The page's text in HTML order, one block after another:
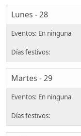
Lunes - 28
Martes - 29